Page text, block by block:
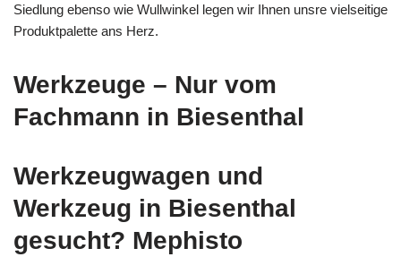
Siedlung ebenso wie Wullwinkel legen wir Ihnen unsre vielseitige
Produktpalette ans Herz.
Werkzeuge – Nur vom
Fachmann in Biesenthal
Werkzeugwagen und
Werkzeug in Biesenthal
gesucht? Mephisto